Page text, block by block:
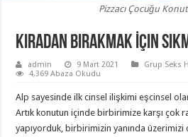
Pizzacı Çocuğu
Kiradan Bırakmak İçin
admin 9 Mart 2021 Grup Seks
4,369 Abaza Okudu
Alp sayesinde ilk cinsel ilişkimi eşcinsel
Artık konutun içinde birbirimize karşı çok
yapıyorduk, birbirimizin yanında üzerimizi